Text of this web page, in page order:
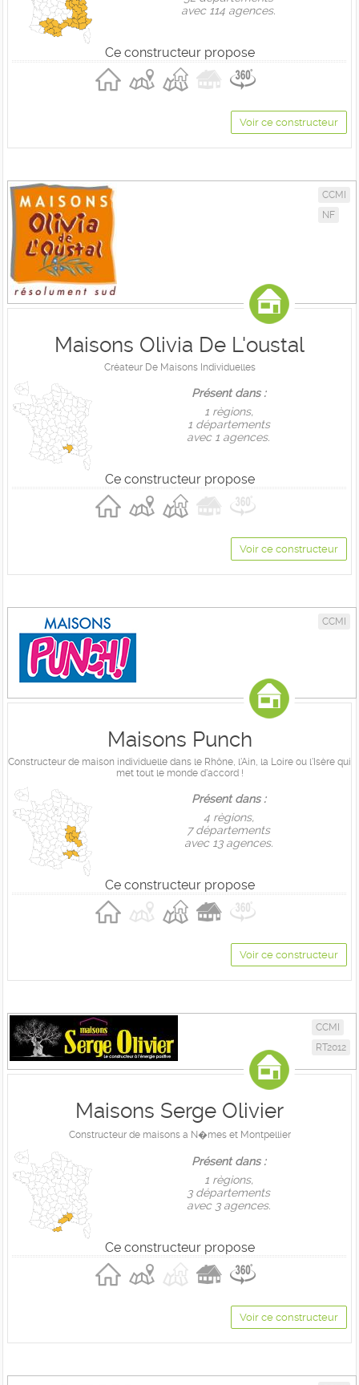
avec 114 agences.
Ce constructeur propose
Voir ce constructeur
CCMI
NF
Maisons Olivia De L'oustal
Créateur De Maisons Individuelles
Présent dans :
1 règions,
1 départements
avec 1 agences.
Ce constructeur propose
Voir ce constructeur
CCMI
Maisons Punch
Constructeur de maison individuelle dans le Rhône, l'Ain, la Loire ou l'Isère qui
met tout le monde d'accord !
Présent dans :
4 règions,
7 départements
avec 13 agences.
Ce constructeur propose
Voir ce constructeur
CCMI
RT2012
Maisons Serge Olivier
Constructeur de maisons a N�mes et Montpellier
Présent dans :
1 règions,
3 départements
avec 3 agences.
Ce constructeur propose
Voir ce constructeur